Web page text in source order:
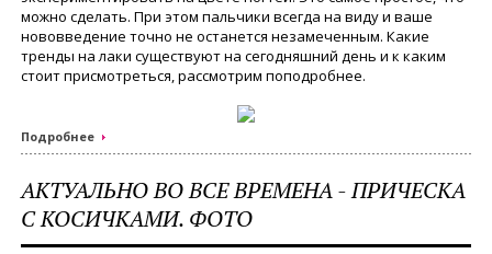
можно сделать. При этом пальчики всегда на виду и ваше
нововведение точно не останется незамеченным. Какие
тренды на лаки существуют на сегодняшний день и к каким
стоит присмотреться, рассмотрим поподробнее.
Подробнее
АКТУАЛЬНО ВО ВСЕ ВРЕМЕНА - ПРИЧЕСКА
С КОСИЧКАМИ. ФОТО